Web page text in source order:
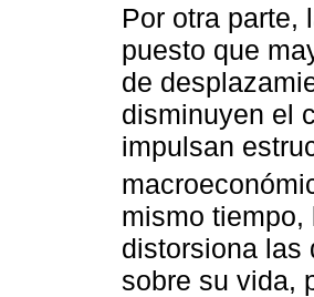
Por otra parte,
puesto que
de
disminuyen el
impulsan
mismo
distorsiona las
sobre su vida,